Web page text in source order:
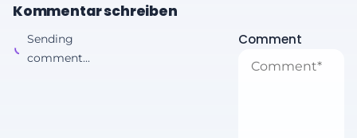
Kommentar schreiben
Sending
comment...
Comment